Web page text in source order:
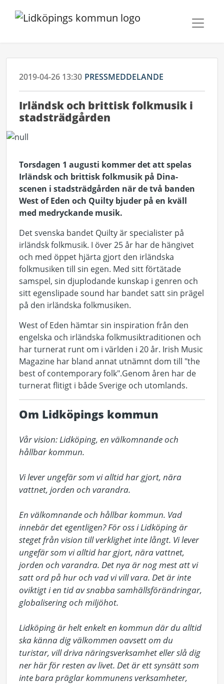
2019-04-26 13:30 PRESSMEDDELANDE
Irländsk och brittisk folkmusik i
stadsträdgården
Torsdagen 1 augusti kommer det att spelas
Irländsk och brittisk folkmusik på Dina-
scenen i stadsträdgården när de två banden
West of Eden och Quilty bjuder på en kväll
med medryckande musik.
Det svenska bandet Quilty är specialister på
irländsk folkmusik. I över 25 år har de hängivet
och med öppet hjärta gjort den irländska
folkmusiken till sin egen. Med sitt förtätade
samspel, sin djuplodande kunskap i genren och
sitt egenslipade sound har bandet satt sin prägel
på den irländska folkmusiken.
West of Eden hämtar sin inspiration från den
engelska och irländska folkmusiktraditionen och
har turnerat runt om i världen i 20 år. Irish Music
Magazine har bland annat utnämnt dom till "the
best of contemporary folk".Genom åren har de
turnerat flitigt i både Sverige och utomlands.
Om Lidköpings kommun
Vår vision: Lidköping, en välkomnande och
hållbar kommun.
Vi lever ungefär som vi alltid har gjort, nära
vattnet, jorden och varandra.
En välkomnande och hållbar kommun. Vad
innebär det egentligen? För oss i Lidköping är
steget från vision till verklighet inte långt. Vi lever
ungefär som vi alltid har gjort, nära vattnet,
jorden och varandra. Det nya är nog mest att vi
satt ord på hur och vad vi vill vara. Det är inte
oviktigt i en tid av snabba samhällsförändringar,
globalisering och miljöhot.
Lidköping är helt enkelt en kommun där du alltid
ska känna dig välkommen oavsett om du
turistar, vill driva näringsverksamhet eller slå dig
ner här för resten av livet. Det är ett synsätt som
inte bara präglar kommunens verksamheter,